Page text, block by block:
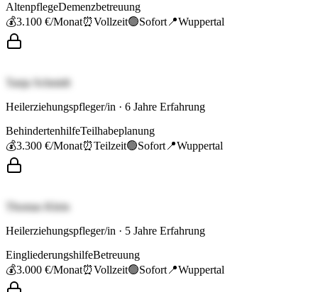
AltenpflegeDemenzbetreuung
💰3.100 €/Monat⏰Vollzeit🟢Sofort 📍Wuppertal
Tanja Schmidt
Heilerziehungspfleger/in · 6 Jahre Erfahrung
BehindertenhilfeTeilhabeplanung
💰3.300 €/Monat⏰Teilzeit🟢Sofort 📍Wuppertal
Thomas Klein
Heilerziehungspfleger/in · 5 Jahre Erfahrung
EingliederungshilfeBetreuung
💰3.000 €/Monat⏰Vollzeit🟢Sofort 📍Wuppertal